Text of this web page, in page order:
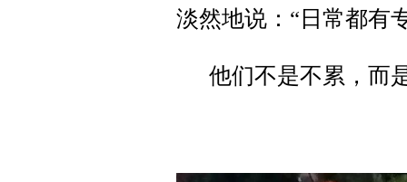
淡然地说：“日常都有
他们不是不累，而